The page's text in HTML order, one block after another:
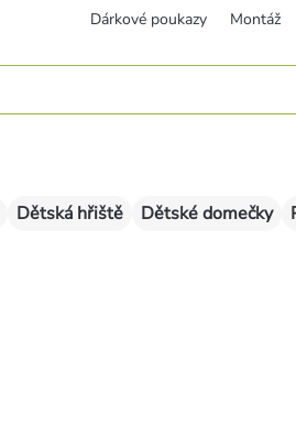
Dárkové poukazy Montáž
Dětská hřiště Dětské domečky